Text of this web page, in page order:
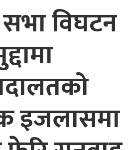
सभा विघटन
इजलासमा